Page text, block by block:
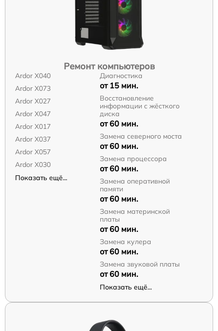
Ремонт компьютеров
Ardor X040
Ardor X073
Ardor X027
Ardor X047
Ardor X017
Ardor X037
Ardor X057
Ardor X030
Показать ещё...
Диагностика
от 15 мин.
Восстановление
информации с жёсткого
диска
от 60 мин.
Замена северного моста
от 60 мин.
Замена процессора
от 60 мин.
Замена оперативной
памяти
от 60 мин.
Замена материнской
платы
от 60 мин.
Замена кулера
от 60 мин.
Замена звуковой платы
от 60 мин.
Показать ещё...